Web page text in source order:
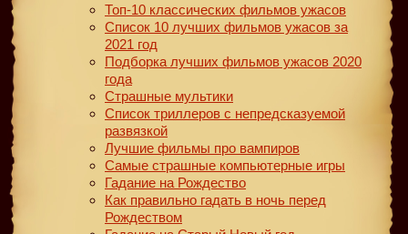
Топ-10 классических фильмов ужасов
Список 10 лучших фильмов ужасов за
2021 год
Подборка лучших фильмов ужасов 2020
года
Страшные мультики
Список триллеров с непредсказуемой
развязкой
Лучшие фильмы про вампиров
Самые страшные компьютерные игры
Гадание на Рождество
Как правильно гадать в ночь перед
Рождеством